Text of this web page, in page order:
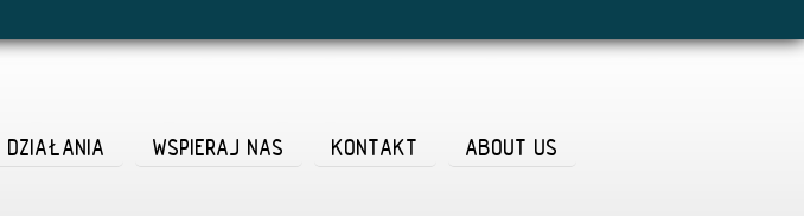
ABOUT US
KONTAKT
WSPIERAJ NAS
DZIAŁANIA